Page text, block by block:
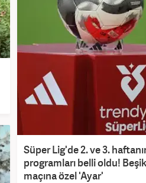
Süper Lig'de 2. ve 3.
programları belli oldu!
maçına özel 'Ayar'